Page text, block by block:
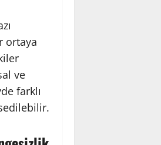
ortaya
ve
farklı